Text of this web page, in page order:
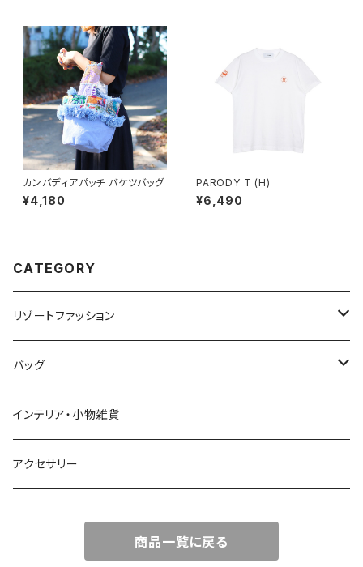
カンバディアパッチ バケツバッグ
¥4,180
PARODY T (H)
¥6,490
CATEGORY
リゾートファッション
トップス
ワンピース
オールインワン
バッグ
かごバッグ
ポーチ・クラッチ
インテリア・小物雑貨
アクセサリー
商品一覧に戻る